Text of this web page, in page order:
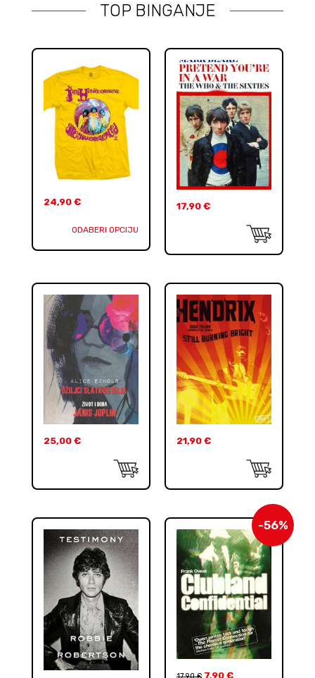
TOP BINGANJE
24,90 €
ODABERI OPCIJU
17,90 €
25,00 € 21,90 €
-56%
7,90 €